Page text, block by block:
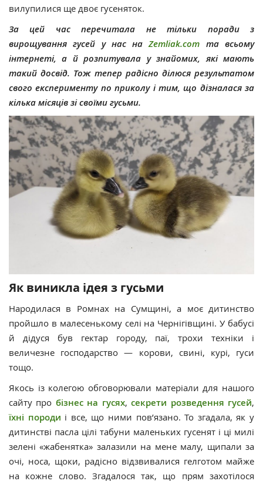
вилупилися ще двоє гусеняток.
За цей час перечитала не тільки поради з
вирощування гусей у нас наZemliak.com та всьому
інтернеті, а й розпитувала у знайомих, які мають
такий досвід. Тож тепер радісно ділюся результатом
свого експерименту по приколу і тим, що дізналася за
кілька місяців зі своїми гусьми.
Як виникла ідея з гусьми
Народилася в Ромнах на Сумщині, а моє дитинство
пройшло в малесенькому селі на Чернігівщині. У бабусі
й дідуся був гектар городу, паї, трохи техніки і
величезне господарство — корови, свині, курі, гуси
тощо.
Якось із колегою обговорювали матеріали для нашого
сайту про бізнес на гусях,секрети розведення гусей,
їхні породи і все, що ними пов’язано. То згадала, як у
дитинстві пасла цілі табуни маленьких гусенят і ці милі
зелені «жабенятка» залазили на мене малу, щипали за
очі, носа, щоки, радісно відзвивалися гелготом майже
на кожне слово. Згадалося так, що прям захотілося